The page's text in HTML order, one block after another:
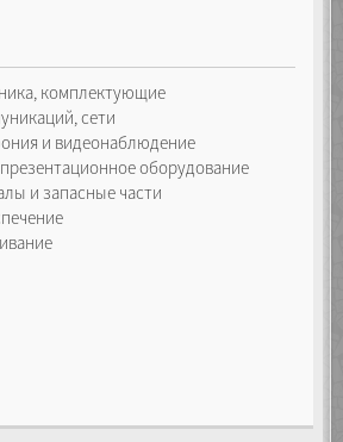
комплектующие
сети
и видеонаблюдение
оборудование
и запасные части